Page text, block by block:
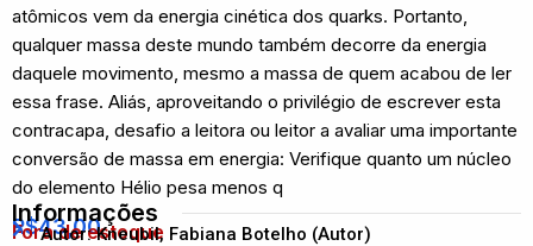
atômicos vem da energia cinética dos quarks. Portanto,
qualquer massa deste mundo também decorre da energia
daquele movimento, mesmo a massa de quem acabou de ler
essa frase. Aliás, aproveitando o privilégio de escrever esta
contracapa, desafio a leitora ou leitor a avaliar uma importante
conversão de massa em energia: Verifique quanto um núcleo
do elemento Hélio pesa menos q
R$43,00
Fora de estoque
Informações
Autor: Kneubil, Fabiana Botelho (Autor)